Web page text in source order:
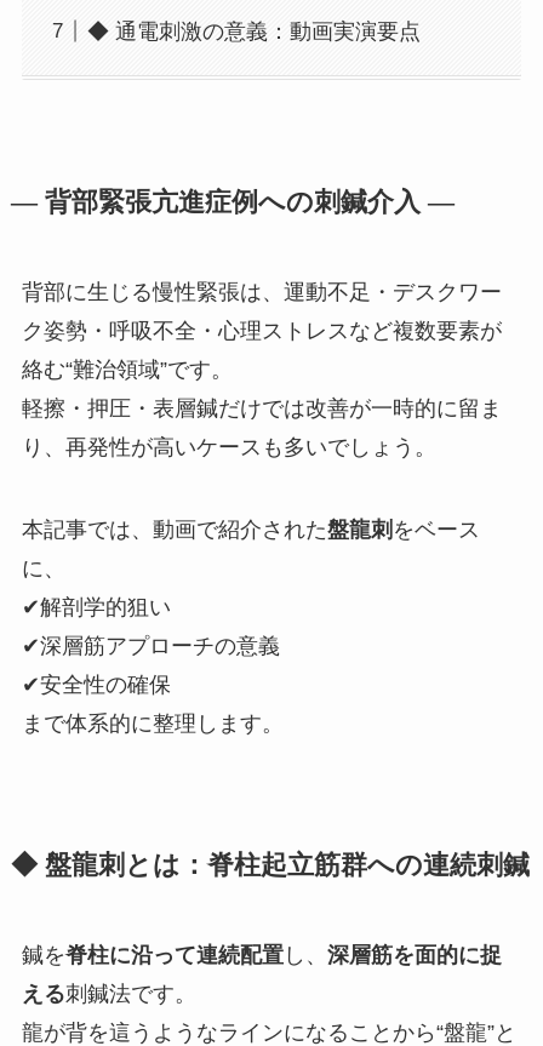
◆ 通電刺激の意義：動画実演要点
— 背部緊張亢進症例への刺鍼介入 —
背部に生じる慢性緊張は、運動不足・デスクワー
ク姿勢・呼吸不全・心理ストレスなど複数要素が
絡む“難治領域”です。
軽擦・押圧・表層鍼だけでは改善が一時的に留ま
り、再発性が高いケースも多いでしょう。
本記事では、動画で紹介された盤龍刺 をベース
に、
✔解剖学的狙い
✔深層筋アプローチの意義
✔安全性の確保
まで体系的に整理します。
◆ 盤龍刺とは：脊柱起立筋群への連続刺鍼
鍼を脊柱に沿って連続配置し、 深層筋を面的に捉
える刺鍼法です。
龍が背を這うようなラインになることから“盤龍”と